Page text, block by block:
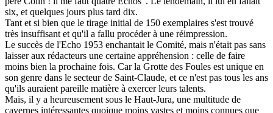
six, et quelques jours plus tard dix.
Tant et si bien que le tirage initial de 150 exemplaires s'est trouvé
très insuffisant et qu'il a fallu procéder à une réimpression.
Le succès de l'Echo 1953 enchantait le Comité, mais n'était pas sans
laisser aux rédacteurs une certaine appréhension : celle de faire
moins bien la prochaine fois. Car la Grotte des Foules est unique en
son genre dans le secteur de Saint-Claude, et ce n'est pas tous les ans
qu'ils auraient pareille matière à exercer leurs talents.
Mais, il y a heureusement sous le Haut-Jura, une multitude de
cavernes intéressantes quoique moins vastes et moins connues que